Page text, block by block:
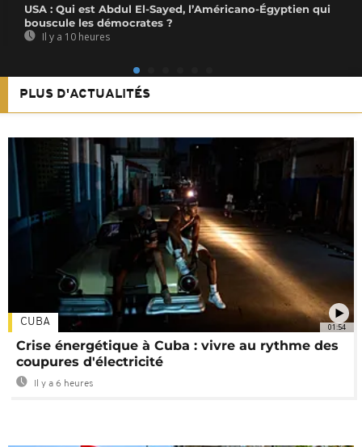
USA : Qui est Abdul El-Sayed, l’Américano-Égyptien qui
bouscule les démocrates ?
Il y a 10 heures
PLUS D'ACTUALITÉS
01:54
CUBA
Crise énergétique à Cuba : vivre au rythme des
coupures d'électricité
Il y a 6 heures